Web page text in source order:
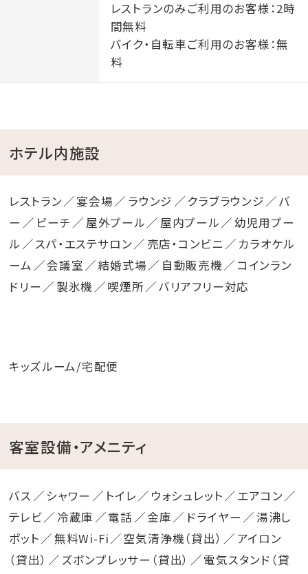
レストランのみご利用のお客様：2時
間無料
バイク・自転車ご利用のお客様：無
料
ホテル内施設
レストラン 宴会場 ラウンジ クラブラウンジ
バ
ー
ビーチ 屋外プール 屋内プール
幼児用プー
ル
スパ・エステサロン 売店・コンビニ
カラオケル
ーム
会議室 結婚式場 自動販売機
コインラン
ドリー
製氷機 喫煙所 バリアフリー対応
キッズルーム/宅配便
客室設備・アメニティ
バス シャワー トイレ ウォシュレット
エアコン
テレビ
冷蔵庫 電話 金庫 ドライヤー
湯沸し
ポット
無料Wi-Fi 空気清浄機（貸出）
アイロン
（貸出）
ズボンプレッサー（貸出）
電気スタンド（貸